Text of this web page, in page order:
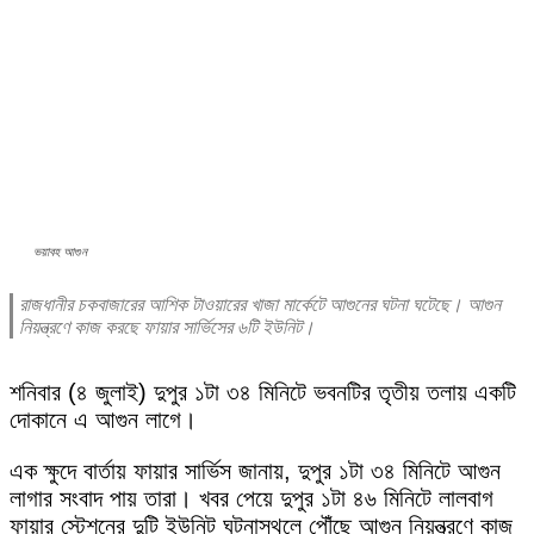
ভয়াবহ আগুন
রাজধানীর চকবাজারের আশিক টাওয়ারের খাজা মার্কেটে আগুনের ঘটনা ঘটেছে। আগুন
নিয়ন্ত্রণে কাজ করছে ফায়ার সার্ভিসের ৬টি ইউনিট।
শনিবার (৪ জুলাই) দুপুর ১টা ৩৪ মিনিটে ভবনটির তৃতীয় তলায় একটি
দোকানে এ আগুন লাগে।
এক ক্ষুদে বার্তায় ফায়ার সার্ভিস জানায়, দুপুর ১টা ৩৪ মিনিটে আগুন
লাগার সংবাদ পায় তারা। খবর পেয়ে দুপুর ১টা ৪৬ মিনিটে লালবাগ
ফায়ার স্টেশনের দুটি ইউনিট ঘটনাস্থলে পৌঁছে আগুন নিয়ন্ত্রণে কাজ